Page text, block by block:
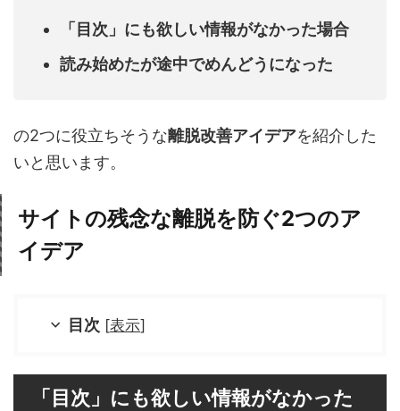
「目次」にも欲しい情報がなかった場合
読み始めたが途中でめんどうになった
の2つに役立ちそうな離脱改善アイデアを紹介した
いと思います。
サイトの残念な離脱を防ぐ2つのア
イデア
目次 [表示]
「目次」にも欲しい情報がなかった